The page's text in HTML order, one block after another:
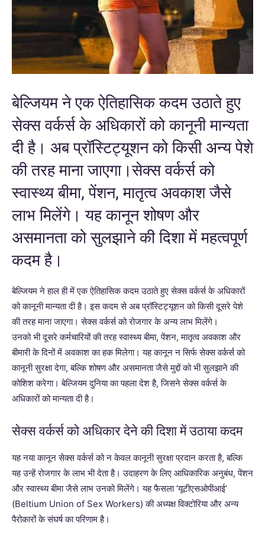
बेल्जियम ने एक ऐतिहासिक कदम उठाते हुए
सेक्स वर्कर्स के अधिकारों को कानूनी मान्यता
दी है। अब प्रॉस्टिट्यूशन को किसी अन्य पेशे
की तरह माना जाएगा।सेक्स वर्कर्स को
स्वास्थ्य बीमा, पेंशन, मातृत्व अवकाश जैसे
लाभ मिलेंगे। यह कानून शोषण और
असमानता को सुलझाने की दिशा में महत्वपूर्ण
कदम है।
बेल्जियम ने हाल ही में एक ऐतिहासिक कदम उठाते हुए सेक्स वर्कर्स के अधिकारों
को कानूनी मान्यता दी है। इस कदम से अब प्रॉस्टिट्यूशन को किसी दूसरे पेशे
की तरह माना जाएगा। सेक्स वर्कर्स को रोजगार के अन्य लाभ मिलेंगे।
उनको भी दूसरे कर्मचारियों की तरह स्वास्थ्य बीमा, पेंशन, मातृत्व अवकाश और
बीमारी के दिनों में अवकाश का हक मिलेगा। यह कानून न सिर्फ सेक्स वर्कर्स को
कानूनी सुरक्षा देगा, बल्कि शोषण और असमानता जैसे मुद्दों को भी सुलझाने की
कोशिश करेगा। बेल्जियम दुनिया का पहला देश है, जिसने सेक्स वर्कर्स के
अधिकारों को मान्यता दी है।
सेक्स वर्कर्स को अधिकार देने की दिशा में उठाया कदम
यह नया कानून सेक्स वर्कर्स को न केवल कानूनी सुरक्षा प्रदान करता है, बल्कि
यह उन्हें रोजगार के लाभ भी देता है। उदाहरण के लिए आधिकारिक अनुबंध, पेंशन
और स्वास्थ्य बीमा जैसे लाभ उनको मिलेंगे। यह फैसला ‘यूटीएसओपीआई’
(Beltium Union of Sex Workers) की अध्यक्ष विक्टोरिया और अन्य
पैरोकारों के संघर्ष का परिणाम है।